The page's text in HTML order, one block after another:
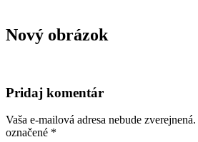
Nový obrázok
Pridaj komentár
Vaša e-mailová adresa nebude zverejnená.
označené *